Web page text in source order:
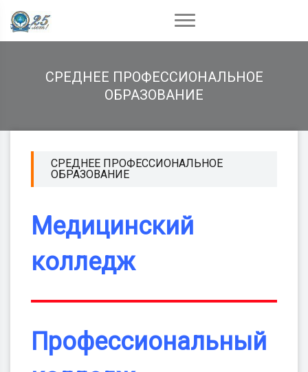
СРЕДНЕЕ ПРОФЕССИОНАЛЬНОЕ
ОБРАЗОВАНИЕ
СРЕДНЕЕ ПРОФЕССИОНАЛЬНОЕ
ОБРАЗОВАНИЕ
Медицинский
колледж
Профессиональный